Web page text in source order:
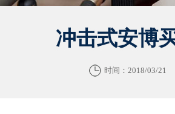
冲击式安博
时间：2018/03/21